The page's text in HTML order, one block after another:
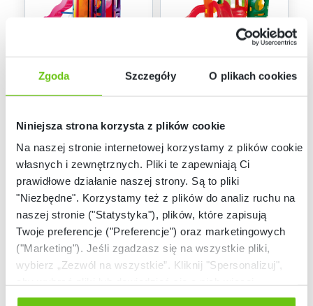
Zgoda Szczegóły O plikach cookies
Niniejsza strona korzysta z plików cookie
Na naszej stronie internetowej korzystamy z plików cookie:
własnych i zewnętrznych. Pliki te zapewniają Ci
prawidłowe działanie naszej strony. Są to pliki
"Niezbędne". Korzystamy też z plików do analiz ruchu na
naszej stronie ("Statystyka"), plików, które zapisują
Twoje preferencje ("Preferencje") oraz marketingowych
("Marketing"). Jeśli zgadzasz się na wszystkie pliki,
wybierz „Zezwól na wszystkie”. Kliknij "Spersonalizuj",
Odmów zgody poprzez przycisk „Odmowa”. Wtedy
Kod produktu:107068
4 599,90 zł
Kod produktu:
3 699,90 zł